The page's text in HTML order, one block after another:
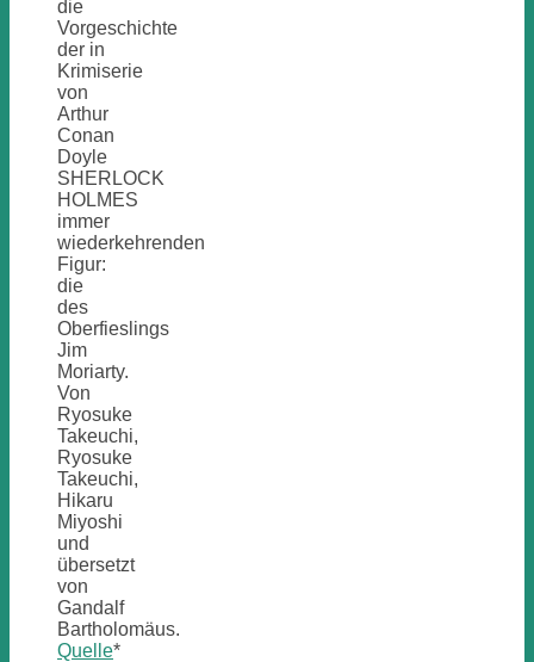
die
Vorgeschichte
der in
Krimiserie
von
Arthur
Conan
Doyle
SHERLOCK
HOLMES
immer
wiederkehrenden
Figur:
die
des
Oberfieslings
Jim
Moriarty.
Von
Ryosuke
Takeuchi,
Ryosuke
Takeuchi,
Hikaru
Miyoshi
und
übersetzt
von
Gandalf
Bartholomäus.
Quelle*